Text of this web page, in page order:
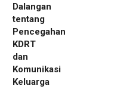
Dalangan
tentang
Pencegahan
KDRT
dan
Komunikasi
Keluarga